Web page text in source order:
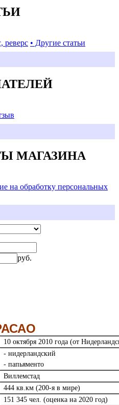
реверс • Другие статьи
МАГАЗИНА
на обработку персональных
руб.
10 октября 2010 года (от
- нидерландский
- папьяменто
Виллемстад
444 кв.км (200-я в мире)
151 345 чел. (оценка на 2020 год)